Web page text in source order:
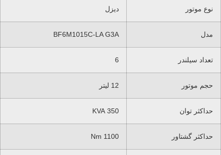
نوع موتور دیزل
مدل BF6M1015C-LA G3A
تعداد سیلندر 6
حجم موتور 12 لیتر
حداکثر توان 350 KVA
حداکثر گشتاور 1100 Nm